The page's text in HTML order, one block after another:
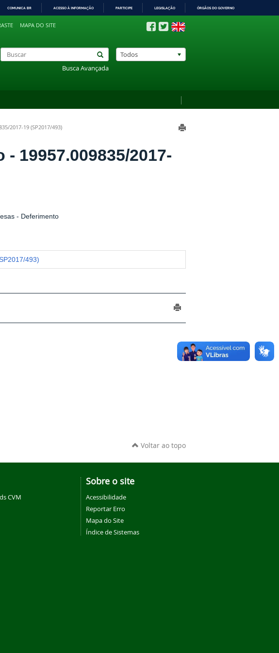
COMUNICA BR ACESSO À INFORMAÇÃO PARTICIPE LEGISLAÇÃO ÓRGÃOS DO GOVERNO
MAPA DO SITE
Busca Avançada
Todos
2017-19 (SP2017/493)
19957.009835/2017-
- Deferimento
493)
Voltar ao topo
CVM
Sobre o site
Acessibilidade
Reportar Erro
Mapa do Site
Índice de Sistemas